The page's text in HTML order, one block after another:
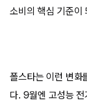
소비의 핵심 기준이
폴스타는 이런 변화
다. 9월엔 고성능 전